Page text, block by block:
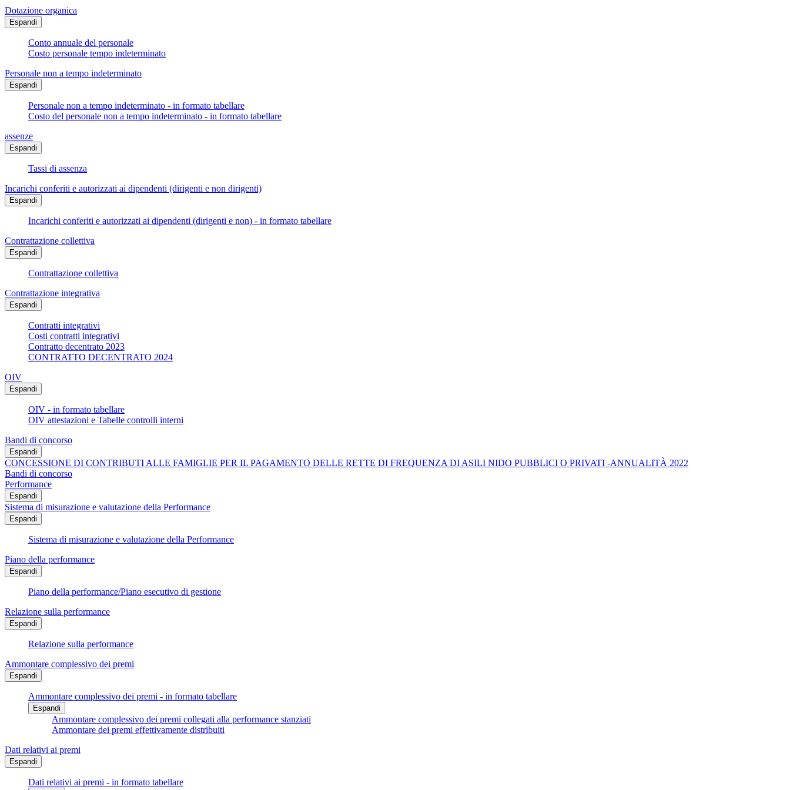
Dotazione organica
Espandi
Conto annuale del personale
Costo personale tempo indeterminato
Personale non a tempo indeterminato
Espandi
Personale non a tempo indeterminato - in formato tabellare
Costo del personale non a tempo indeterminato - in formato tabellare
assenze
Espandi
Tassi di assenza
Incarichi conferiti e autorizzati ai dipendenti (dirigenti e non dirigenti)
Espandi
Incarichi conferiti e autorizzati ai dipendenti (dirigenti e non) - in formato tabellare
Contrattazione collettiva
Espandi
Contrattazione collettiva
Contrattazione integrativa
Espandi
Contratti integrativi
Costi contratti integrativi
Contratto decentrato 2023
CONTRATTO DECENTRATO 2024
OIV
Espandi
OIV - in formato tabellare
OIV attestazioni e Tabelle controlli interni
Bandi di concorso
Espandi
CONCESSIONE DI CONTRIBUTI ALLE FAMIGLIE PER IL PAGAMENTO DELLE RETTE DI FREQUENZA DI ASILI NIDO PUBBLICI O PRIVATI -ANNUALITÀ 2022
Bandi di concorso
Performance
Espandi
Sistema di misurazione e valutazione della Performance
Espandi
Sistema di misurazione e valutazione della Performance
Piano della performance
Espandi
Piano della performance/Piano esecutivo di gestione
Relazione sulla performance
Espandi
Relazione sulla performance
Ammontare complessivo dei premi
Espandi
Ammontare complessivo dei premi - in formato tabellare
Espandi
Ammontare complessivo dei premi collegati alla performance stanziati
Ammontare dei premi effettivamente distribuiti
Dati relativi ai premi
Espandi
Dati relativi ai premi - in formato tabellare